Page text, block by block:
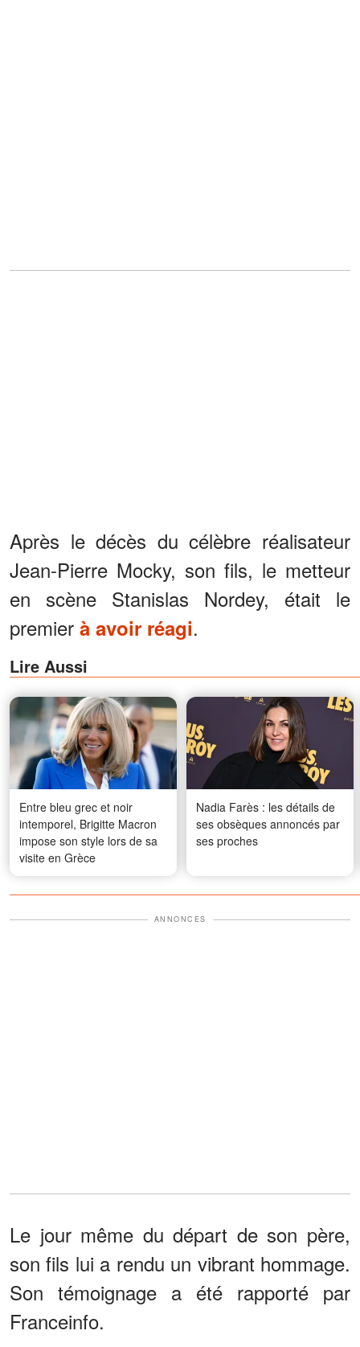
Après le décès du célèbre réalisateur
Jean-Pierre Mocky, son fils, le metteur
en scène Stanislas Nordey, était le
premier à avoir réagi.
Lire Aussi
Entre bleu grec et noir
intemporel, Brigitte Macron
impose son style lors de sa
visite en Grèce
Nadia Farès : les détails de
ses obsèques annoncés par
ses proches
ANNONCES
Le jour même du départ de son père,
son fils lui a rendu un vibrant hommage.
Son témoignage a été rapporté par
Franceinfo.